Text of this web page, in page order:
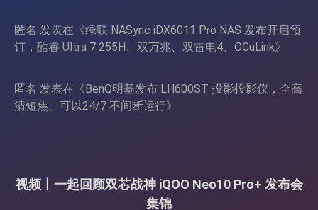
匿名 发表在《绿联 NASync iDX6011 Pro NAS 发布开启预
订，酷睿 Ultra 7 255H、双万兆、双雷电4、OCuLink》
匿名 发表在《BenQ明基发布 LH600ST 投影投影仪，全高
清短焦、可以24/7 不间断运行》
视频丨一起回顾双芯战神 iQOO Neo10 Pro+ 发布会
集锦